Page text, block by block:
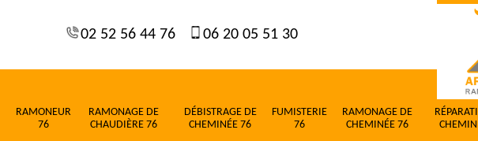
02 52 56 44 76 06 20 05 51 30
RAMONEUR
76
RAMONAGE DE
CHAUDIÈRE 76
DÉBISTRAGE DE
CHEMINÉE 76
FUMISTERIE
76
RAMONAGE DE
CHEMINÉE 76